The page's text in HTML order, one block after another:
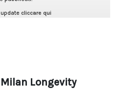
Longevity